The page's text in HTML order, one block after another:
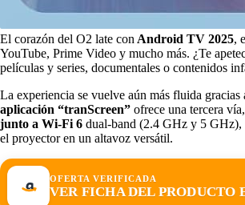
El corazón del O2 late con Android TV 2025,
YouTube, Prime Video y mucho más. ¿Te
películas y series, documentales o contenidos
La experiencia se vuelve aún más fluida
aplicación “tranScreen” ofrece una tercera
junto a Wi-Fi 6 dual-band (2.4 GHz y 5 GHz),
el proyector en un altavoz versátil.
OFERTA VERIFICADA
VER FICHA DEL PRODUCTO